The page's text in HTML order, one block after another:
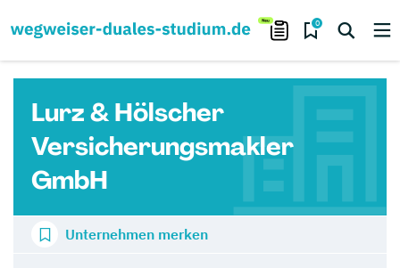
0
Lurz & Hölscher
Versicherungsmakler
GmbH
Unternehmen merken